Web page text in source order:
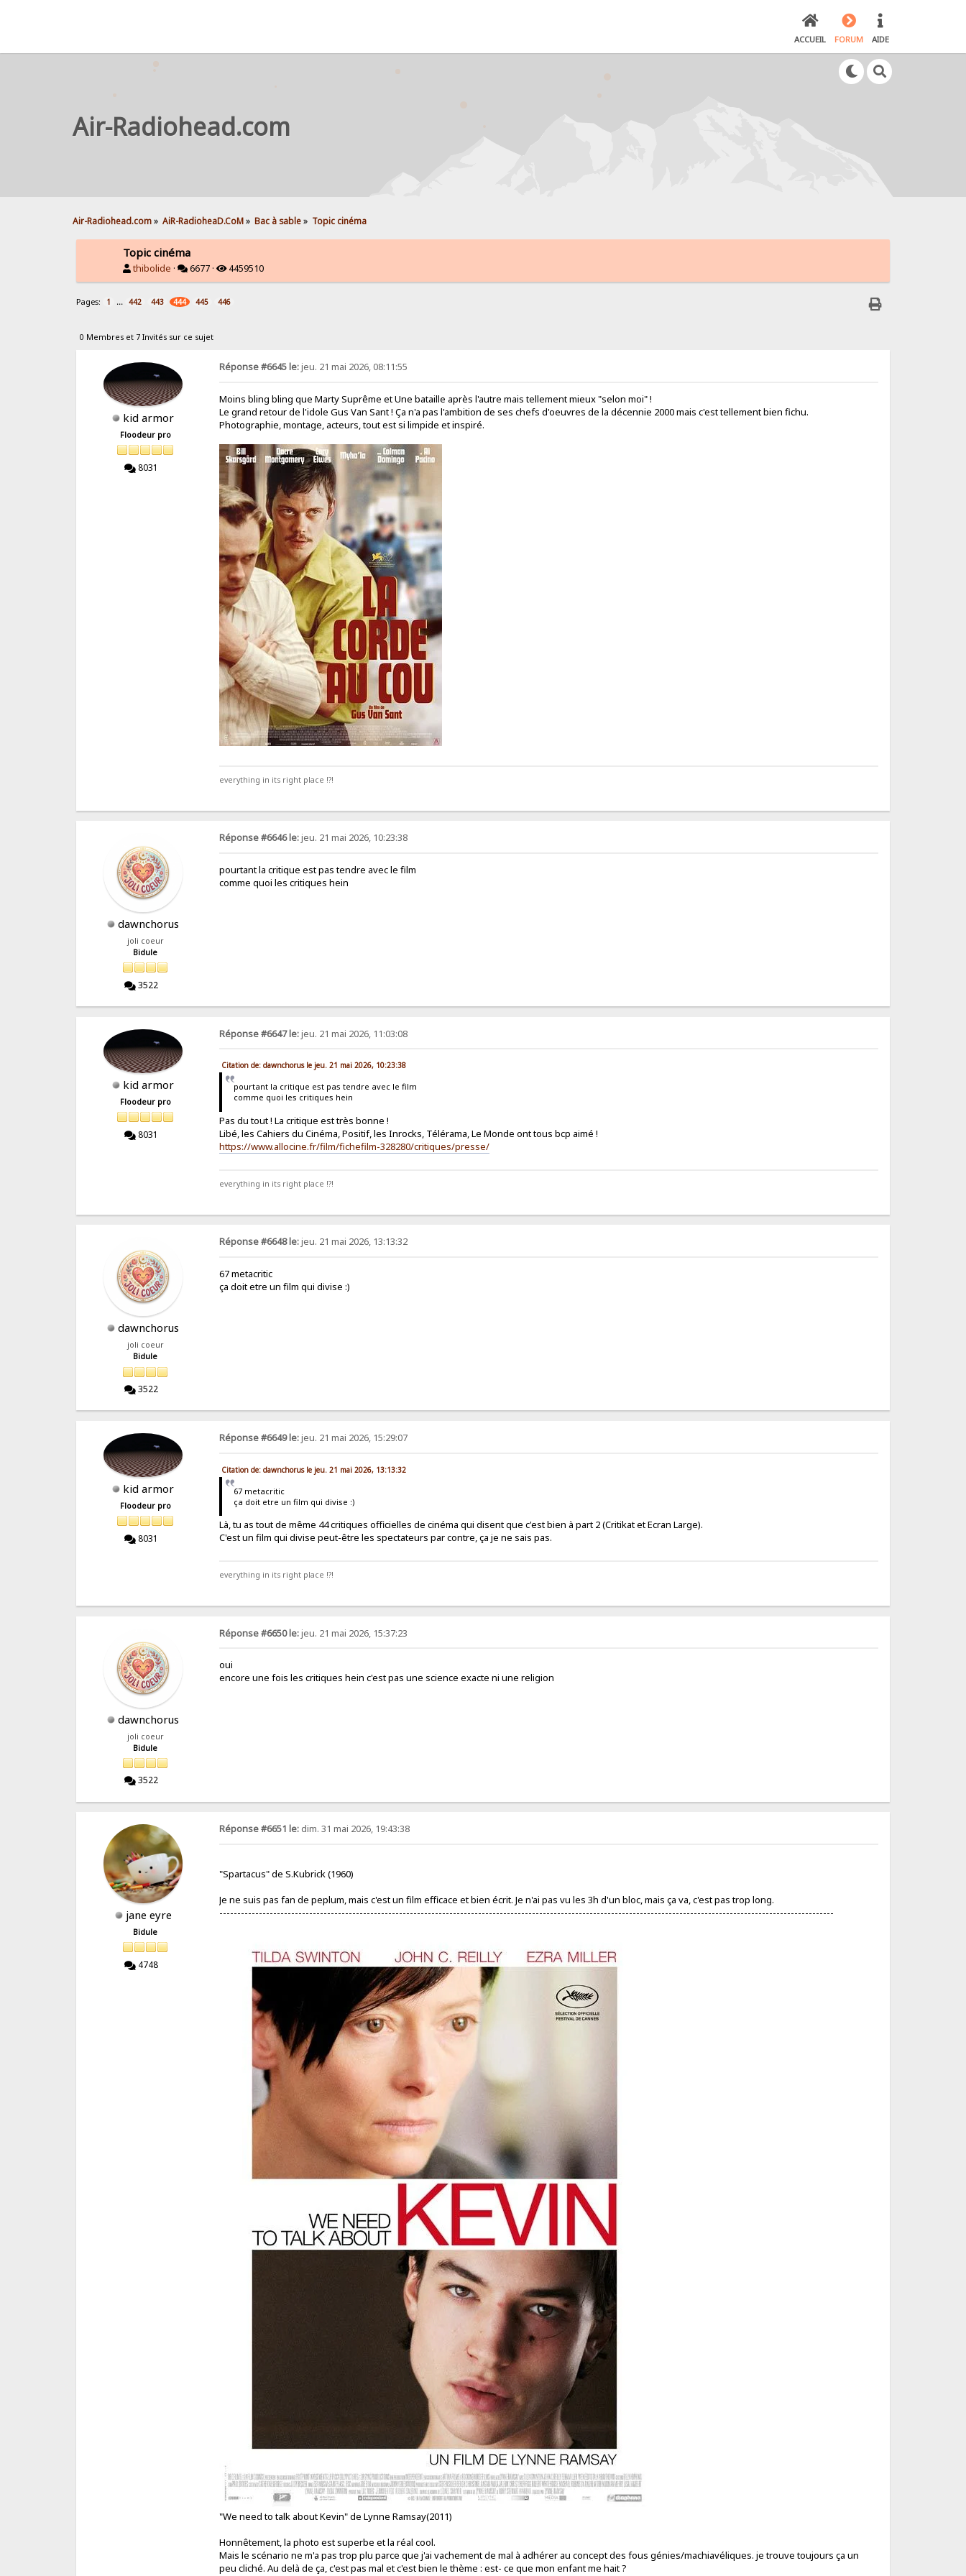
ACCUEIL FORUM AIDE
Air-Radiohead.com
Air-Radiohead.com» AiR-RadioheaD.CoM» Bac à sable» Topic cinéma
Topic cinéma
thibolide · 6677 · 4459510
Pages: 1 ... 442 443 444 445 446
0 Membres et 7 Invités sur ce sujet
kid armor
Floodeur pro
8031
Réponse #6645 le:jeu. 21 mai 2026, 08:11:55
Moins bling bling que Marty Suprême et Une bataille après l'autre mais tellement mieux "selon moi" !
Le grand retour de l'idole Gus Van Sant ! Ça n'a pas l'ambition de ses chefs d'oeuvres de la décennie 2000 mais c'est tellement bien fichu.
Photographie, montage, acteurs, tout est si limpide et inspiré.
everything in its right place !?!
dawnchorus
joli coeur
Bidule
3522
Réponse #6646 le:jeu. 21 mai 2026, 10:23:38
pourtant la critique est pas tendre avec le film
comme quoi les critiques hein
kid armor
Floodeur pro
8031
Réponse #6647 le:jeu. 21 mai 2026, 11:03:08
Citation de: dawnchorus le jeu. 21 mai 2026, 10:23:38
pourtant la critique est pas tendre avec le film
comme quoi les critiques hein
Pas du tout ! La critique est très bonne !
Libé, les Cahiers du Cinéma, Positif, les Inrocks, Télérama, Le Monde ont tous bcp aimé !
https://www.allocine.fr/film/fichefilm-328280/critiques/presse/
everything in its right place !?!
dawnchorus
joli coeur
Bidule
3522
Réponse #6648 le:jeu. 21 mai 2026, 13:13:32
67 metacritic
ça doit etre un film qui divise :)
kid armor
Floodeur pro
8031
Réponse #6649 le:jeu. 21 mai 2026, 15:29:07
Citation de: dawnchorus le jeu. 21 mai 2026, 13:13:32
67 metacritic
ça doit etre un film qui divise :)
Là, tu as tout de même 44 critiques officielles de cinéma qui disent que c'est bien à part 2 (Critikat et Ecran Large).
C'est un film qui divise peut-être les spectateurs par contre, ça je ne sais pas.
everything in its right place !?!
dawnchorus
joli coeur
Bidule
3522
Réponse #6650 le:jeu. 21 mai 2026, 15:37:23
oui
encore une fois les critiques hein c'est pas une science exacte ni une religion
jane eyre
Bidule
4748
Réponse #6651 le: dim. 31 mai 2026, 19:43:38
"Spartacus" de S.Kubrick (1960)
Je ne suis pas fan de peplum, mais c'est un film efficace et bien écrit. Je n'ai pas vu les 3h d'un bloc, mais ça va, c'est pas trop long.
---------------------------------------------------------------------------------------------------------------------------------------------------------------------------
"We need to talk about Kevin" de Lynne Ramsay(2011)
Honnêtement, la photo est superbe et la réal cool.
Mais le scénario ne m'a pas trop plu parce que j'ai vachement de mal à adhérer au concept des fous génies/machiavéliques. je trouve toujours ça un
peu cliché. Au delà de ça, c'est pas mal et c'est bien le thème : est- ce que mon enfant me hait ?